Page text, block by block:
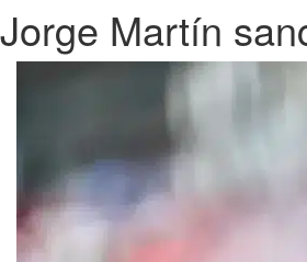
Jorge Martín